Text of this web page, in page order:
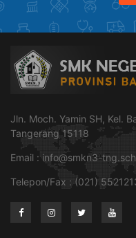
Jln. Moch. Yamin SH, Kel.
Tangerang 15118
Email : info@smkn3-
Telepon/Fax : (021)